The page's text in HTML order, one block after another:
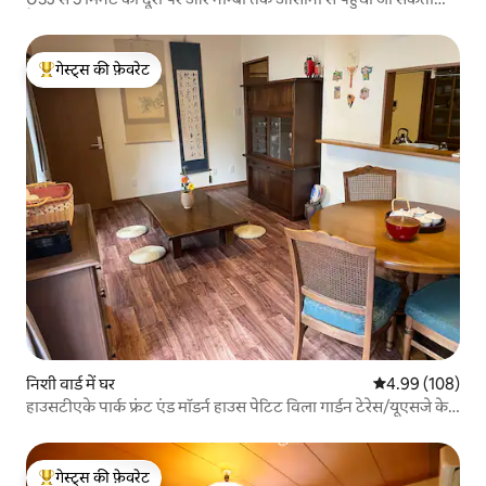
गेस्ट्स का टॉप फ़ेवरेट
गेस्ट्स की फ़ेवरेट
निशी वार्ड में घर औसत रेटिंग 5 में से
4.99 (108)
हाउसटीएके पार्क फ्रंट एंड मॉडर्न हाउस पेटिट विला गार्डन टेरेस/यूएसजे के
गेस्ट्स की फ़ेवरेट